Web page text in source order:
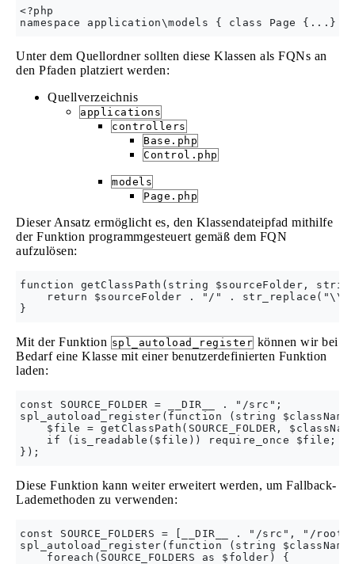
<?php
Unter dem Quellordner sollten diese Klassen als FQNs an
den Pfaden platziert werden:
Quellverzeichnis
applications
controllers
Base.php
Control.php
models
Page.php
Dieser Ansatz ermöglicht es, den Klassendateipfad mithilfe
der Funktion programmgesteuert gemäß dem FQN
aufzulösen:
function getClassPath(string $sourceFolder,
return $sourceFolder . "/" .
Mit der Funktion spl_autoload_register können wir bei
Bedarf eine Klasse mit einer benutzerdefinierten Funktion
laden:
const SOURCE_FOLDER = __DIR__ . "/src";
spl_autoload_register(function (string
$file = getClassPath(SOURCE_FOLDER,
    if (is_readable($file)) require_once $file;
Diese Funktion kann weiter erweitert werden, um Fallback-
Lademethoden zu verwenden:
const SOURCE_FOLDERS = [__DIR__ . "/src", "/
spl_autoload_register(function (string
    foreach(SOURCE_FOLDERS as $folder) {